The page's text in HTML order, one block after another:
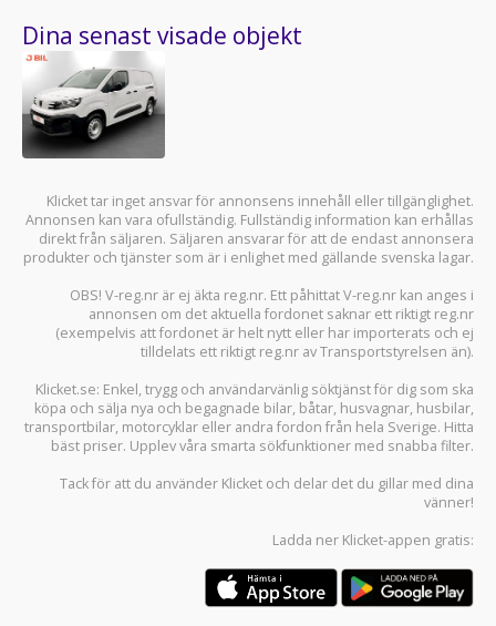
Dina senast visade objekt
Klicket tar inget ansvar för annonsens innehåll eller tillgänglighet.
Annonsen kan vara ofullständig. Fullständig information kan erhållas
direkt från säljaren. Säljaren ansvarar för att de endast annonsera
produkter och tjänster som är i enlighet med gällande svenska lagar.
OBS! V-reg.nr är ej äkta reg.nr. Ett påhittat V-reg.nr kan anges i
annonsen om det aktuella fordonet saknar ett riktigt reg.nr
(exempelvis att fordonet är helt nytt eller har importerats och ej
tilldelats ett riktigt reg.nr av Transportstyrelsen än).
Klicket.se: Enkel, trygg och användarvänlig söktjänst för dig som ska
köpa och sälja nya och begagnade bilar, båtar, husvagnar, husbilar,
transportbilar, motorcyklar eller andra fordon från hela Sverige. Hitta
bäst priser. Upplev våra smarta sökfunktioner med snabba filter.
Tack för att du använder Klicket och delar det du gillar med dina
vänner!
Ladda ner Klicket-appen gratis: